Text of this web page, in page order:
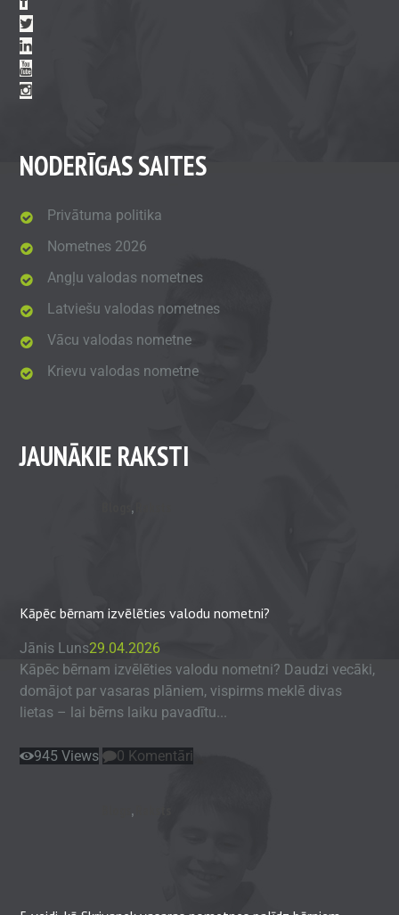
NODERĪGAS SAITES
Privātuma politika
Nometnes 2026
Angļu valodas nometnes
Latviešu valodas nometnes
Vācu valodas nometne
Krievu valodas nometne
JAUNĀKIE RAKSTI
,
Kāpēc bērnam izvēlēties valodu nometni?
Jānis Luns29.04.2026
Kāpēc bērnam izvēlēties valodu nometni? Daudzi vecāki,
domājot par vasaras plāniem, vispirms meklē divas
lietas – lai bērns laiku pavadītu...
945 Views 0 Komentāri
,